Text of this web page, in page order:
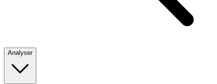
Analyser